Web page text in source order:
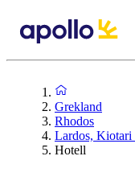
Grekland
Rhodos
Lardos, Kiotari
Hotell